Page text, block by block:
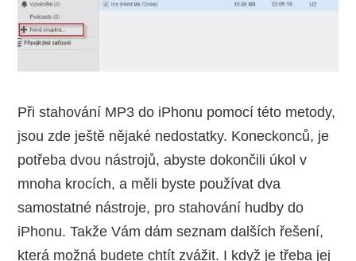
Při stahování MP3 do iPhonu pomocí této metody,
jsou zde ještě nějaké nedostatky. Koneckonců, je
potřeba dvou nástrojů, abyste dokončili úkol v
mnoha krocích, a měli byste používat dva
samostatné nástroje, pro stahování hudby do
iPhonu. Takže Vám dám seznam dalších řešení,
která možná budete chtít zvážit. I když je třeba jej